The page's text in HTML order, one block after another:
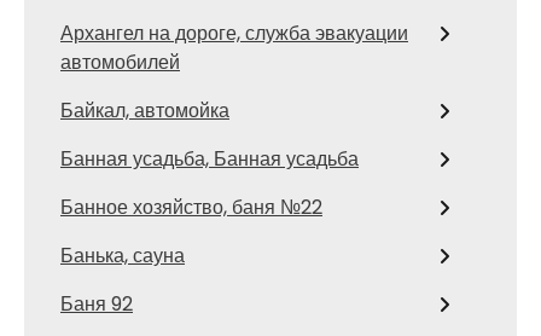
Архангел на дороге, служба эвакуации
автомобилей
Байкал, автомойка
Банная усадьба, Банная усадьба
Банное хозяйство, баня №22
Банька, сауна
Баня 92